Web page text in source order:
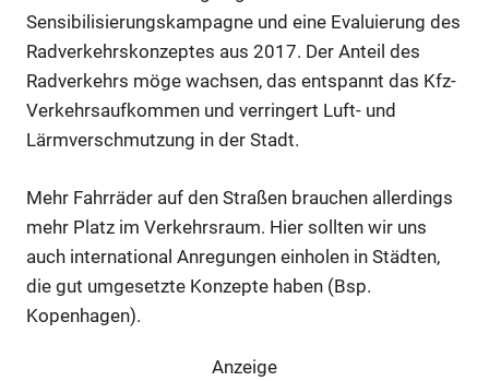
Sensibilisierungskampagne und eine Evaluierung des
Radverkehrskonzeptes aus 2017. Der Anteil des
Radverkehrs möge wachsen, das entspannt das Kfz-
Verkehrsaufkommen und verringert Luft- und
Lärmverschmutzung in der Stadt.
Mehr Fahrräder auf den Straßen brauchen allerdings
mehr Platz im Verkehrsraum. Hier sollten wir uns
auch international Anregungen einholen in Städten,
die gut umgesetzte Konzepte haben (Bsp.
Kopenhagen).
Anzeige